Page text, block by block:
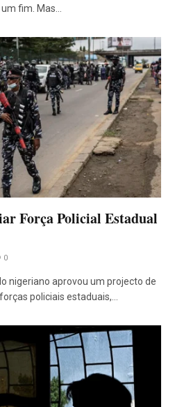
fim. Mas…
Força Policial Estadual
0
nigeriano aprovou um projecto de
policiais estaduais,…